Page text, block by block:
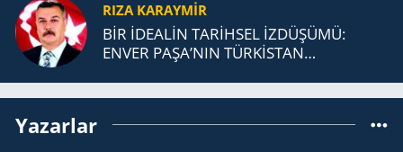
RIZA KARAYMIR
BİR İDEALİN TARİHSEL İZDÜŞÜMÜ:
ENVER PAŞA’NIN TÜRKİSTAN
Yazarlar